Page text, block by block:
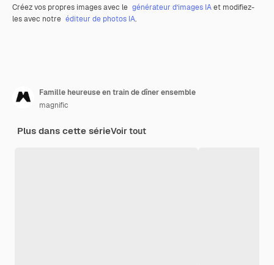
Créez vos propres images avec le générateur d’images IAet modifiez-
les avec notre éditeur de photos IA.
Famille heureuse en train de dîner ensemble
magnific
Plus dans cette sérieVoir tout